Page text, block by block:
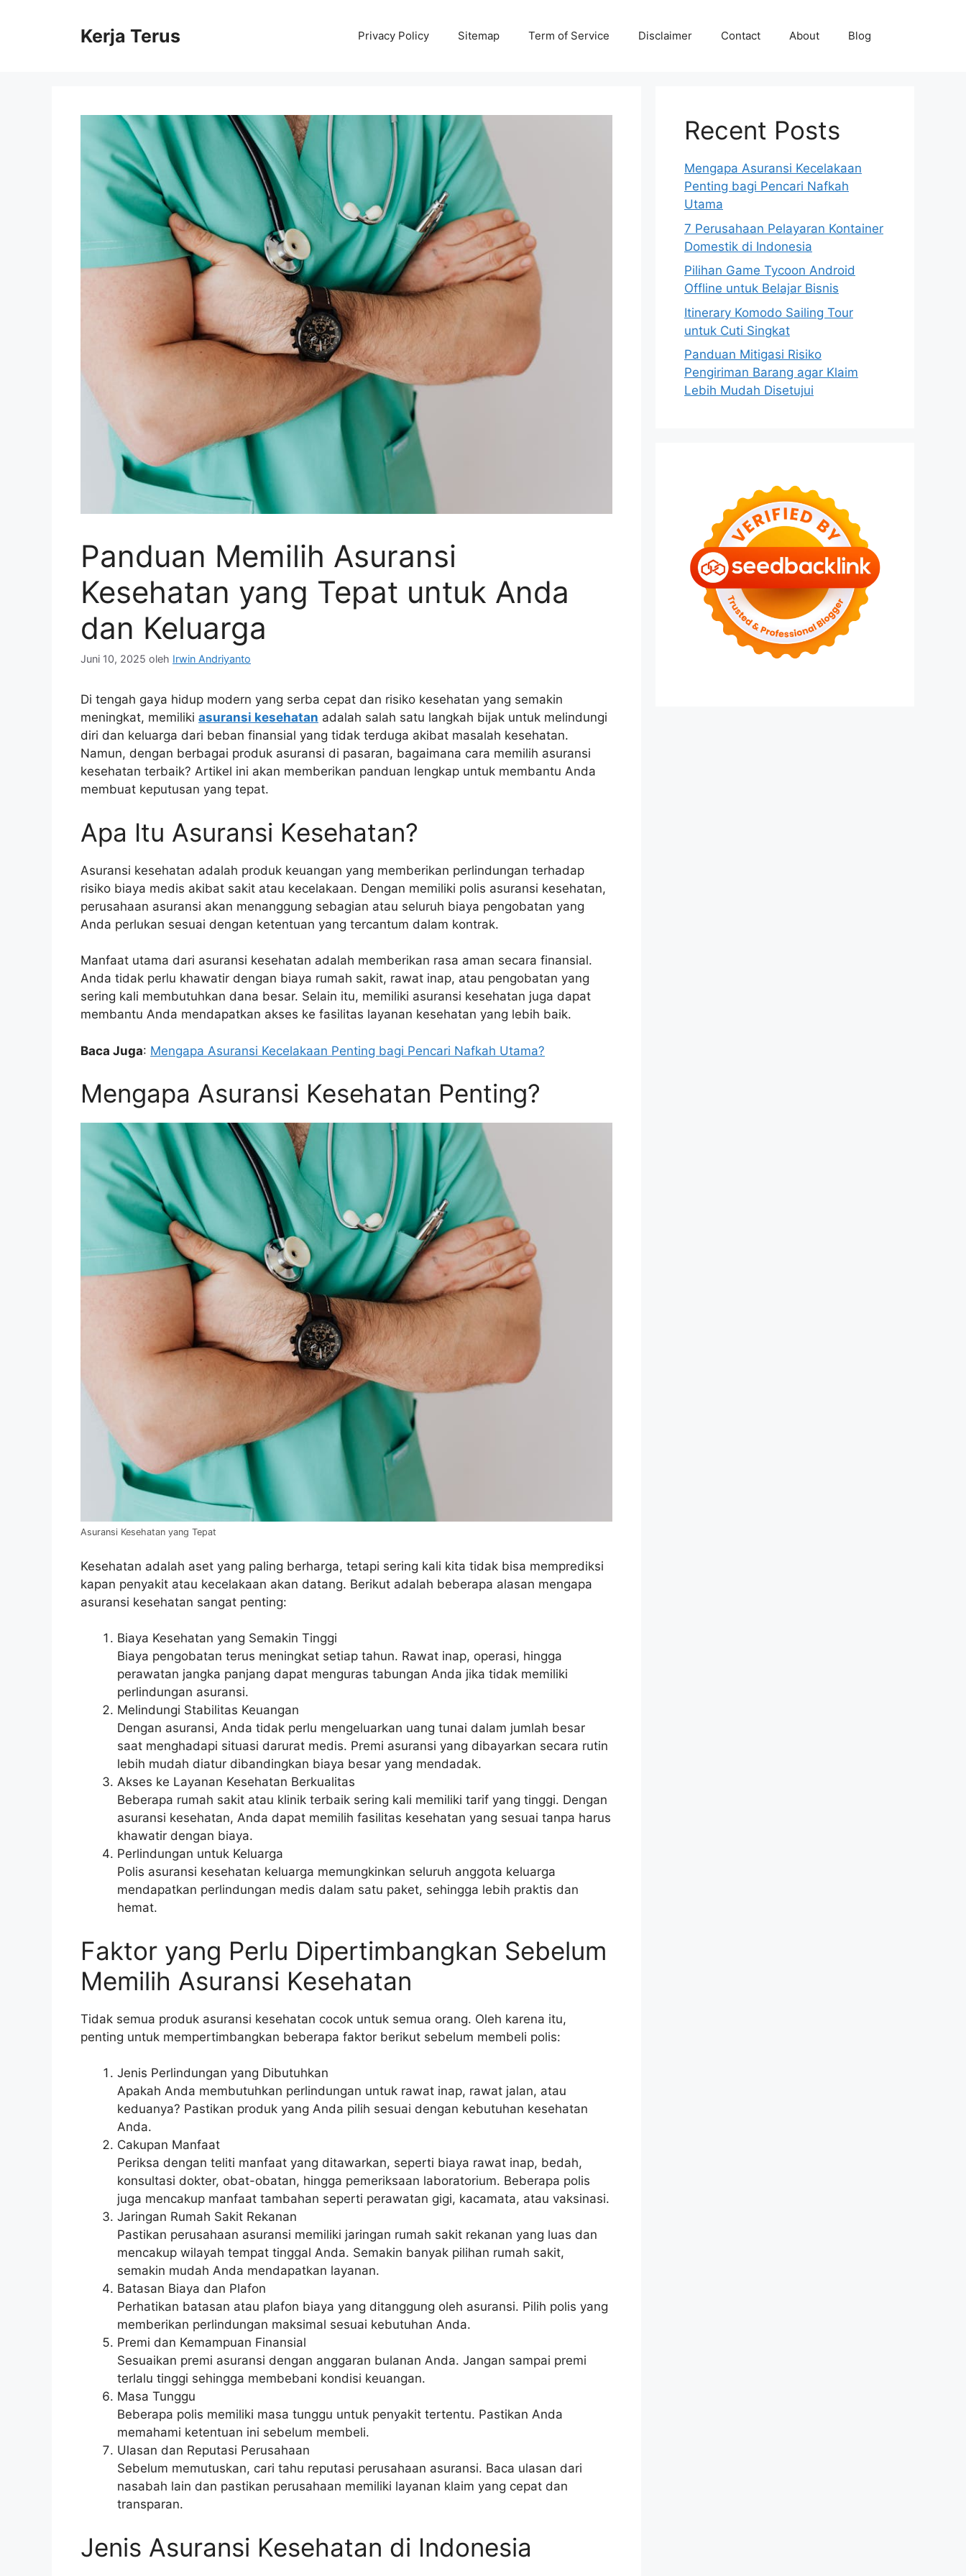
Kerja Terus Privacy Policy Sitemap Term of Service Disclaimer Contact About Blog
Panduan Memilih Asuransi
Kesehatan yang Tepat untuk Anda
dan Keluarga
Juni 10, 2025 oleh Irwin Andriyanto
Di tengah gaya hidup modern yang serba cepat dan risiko kesehatan yang semakin
meningkat, memiliki asuransi kesehatan adalah salah satu langkah bijak untuk melindungi
diri dan keluarga dari beban finansial yang tidak terduga akibat masalah kesehatan.
Namun, dengan berbagai produk asuransi di pasaran, bagaimana cara memilih asuransi
kesehatan terbaik? Artikel ini akan memberikan panduan lengkap untuk membantu Anda
membuat keputusan yang tepat.
Apa Itu Asuransi Kesehatan?
Asuransi kesehatan adalah produk keuangan yang memberikan perlindungan terhadap
risiko biaya medis akibat sakit atau kecelakaan. Dengan memiliki polis asuransi kesehatan,
perusahaan asuransi akan menanggung sebagian atau seluruh biaya pengobatan yang
Anda perlukan sesuai dengan ketentuan yang tercantum dalam kontrak.
Manfaat utama dari asuransi kesehatan adalah memberikan rasa aman secara finansial.
Anda tidak perlu khawatir dengan biaya rumah sakit, rawat inap, atau pengobatan yang
sering kali membutuhkan dana besar. Selain itu, memiliki asuransi kesehatan juga dapat
membantu Anda mendapatkan akses ke fasilitas layanan kesehatan yang lebih baik.
Baca Juga: Mengapa Asuransi Kecelakaan Penting bagi Pencari Nafkah Utama?
Mengapa Asuransi Kesehatan Penting?
Asuransi Kesehatan yang Tepat
Kesehatan adalah aset yang paling berharga, tetapi sering kali kita tidak bisa memprediksi
kapan penyakit atau kecelakaan akan datang. Berikut adalah beberapa alasan mengapa
asuransi kesehatan sangat penting:
Biaya Kesehatan yang Semakin Tinggi
Biaya pengobatan terus meningkat setiap tahun. Rawat inap, operasi, hingga
perawatan jangka panjang dapat menguras tabungan Anda jika tidak memiliki
perlindungan asuransi.
Melindungi Stabilitas Keuangan
Dengan asuransi, Anda tidak perlu mengeluarkan uang tunai dalam jumlah besar
saat menghadapi situasi darurat medis. Premi asuransi yang dibayarkan secara rutin
lebih mudah diatur dibandingkan biaya besar yang mendadak.
Akses ke Layanan Kesehatan Berkualitas
Beberapa rumah sakit atau klinik terbaik sering kali memiliki tarif yang tinggi. Dengan
asuransi kesehatan, Anda dapat memilih fasilitas kesehatan yang sesuai tanpa harus
khawatir dengan biaya.
Perlindungan untuk Keluarga
Polis asuransi kesehatan keluarga memungkinkan seluruh anggota keluarga
mendapatkan perlindungan medis dalam satu paket, sehingga lebih praktis dan
hemat.
Faktor yang Perlu Dipertimbangkan Sebelum
Memilih Asuransi Kesehatan
Tidak semua produk asuransi kesehatan cocok untuk semua orang. Oleh karena itu,
penting untuk mempertimbangkan beberapa faktor berikut sebelum membeli polis:
Jenis Perlindungan yang Dibutuhkan
Apakah Anda membutuhkan perlindungan untuk rawat inap, rawat jalan, atau
keduanya? Pastikan produk yang Anda pilih sesuai dengan kebutuhan kesehatan
Anda.
Cakupan Manfaat
Periksa dengan teliti manfaat yang ditawarkan, seperti biaya rawat inap, bedah,
konsultasi dokter, obat-obatan, hingga pemeriksaan laboratorium. Beberapa polis
juga mencakup manfaat tambahan seperti perawatan gigi, kacamata, atau vaksinasi.
Jaringan Rumah Sakit Rekanan
Pastikan perusahaan asuransi memiliki jaringan rumah sakit rekanan yang luas dan
mencakup wilayah tempat tinggal Anda. Semakin banyak pilihan rumah sakit,
semakin mudah Anda mendapatkan layanan.
Batasan Biaya dan Plafon
Perhatikan batasan atau plafon biaya yang ditanggung oleh asuransi. Pilih polis yang
memberikan perlindungan maksimal sesuai kebutuhan Anda.
Premi dan Kemampuan Finansial
Sesuaikan premi asuransi dengan anggaran bulanan Anda. Jangan sampai premi
terlalu tinggi sehingga membebani kondisi keuangan.
Masa Tunggu
Beberapa polis memiliki masa tunggu untuk penyakit tertentu. Pastikan Anda
memahami ketentuan ini sebelum membeli.
Ulasan dan Reputasi Perusahaan
Sebelum memutuskan, cari tahu reputasi perusahaan asuransi. Baca ulasan dari
nasabah lain dan pastikan perusahaan memiliki layanan klaim yang cepat dan
transparan.
Jenis Asuransi Kesehatan di Indonesia
Recent Posts
Mengapa Asuransi Kecelakaan
Penting bagi Pencari Nafkah
Utama
7 Perusahaan Pelayaran Kontainer
Domestik di Indonesia
Pilihan Game Tycoon Android
Offline untuk Belajar Bisnis
Itinerary Komodo Sailing Tour
untuk Cuti Singkat
Panduan Mitigasi Risiko
Pengiriman Barang agar Klaim
Lebih Mudah Disetujui